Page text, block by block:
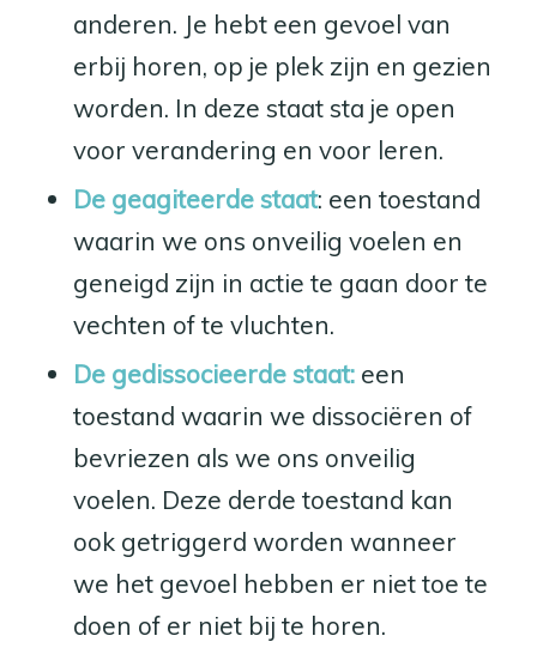
anderen. Je hebt een gevoel van
erbij horen, op je plek zijn en gezien
worden. In deze staat sta je open
voor verandering en voor leren.
De geagiteerde staat: een toestand
waarin we ons onveilig voelen en
geneigd zijn in actie te gaan door te
vechten of te vluchten.
De gedissocieerde staat: een
toestand waarin we dissociëren of
bevriezen als we ons onveilig
voelen. Deze derde toestand kan
ook getriggerd worden wanneer
we het gevoel hebben er niet toe te
doen of er niet bij te horen.